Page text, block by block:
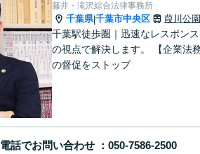
藤井・滝沢綜合法律事務所
千葉県|千葉市中央区 葭川公
千葉駅徒歩圏｜迅速なレスポン
の視点で解決します。 【企業法
の督促をストップ
電話でお問い合わせ